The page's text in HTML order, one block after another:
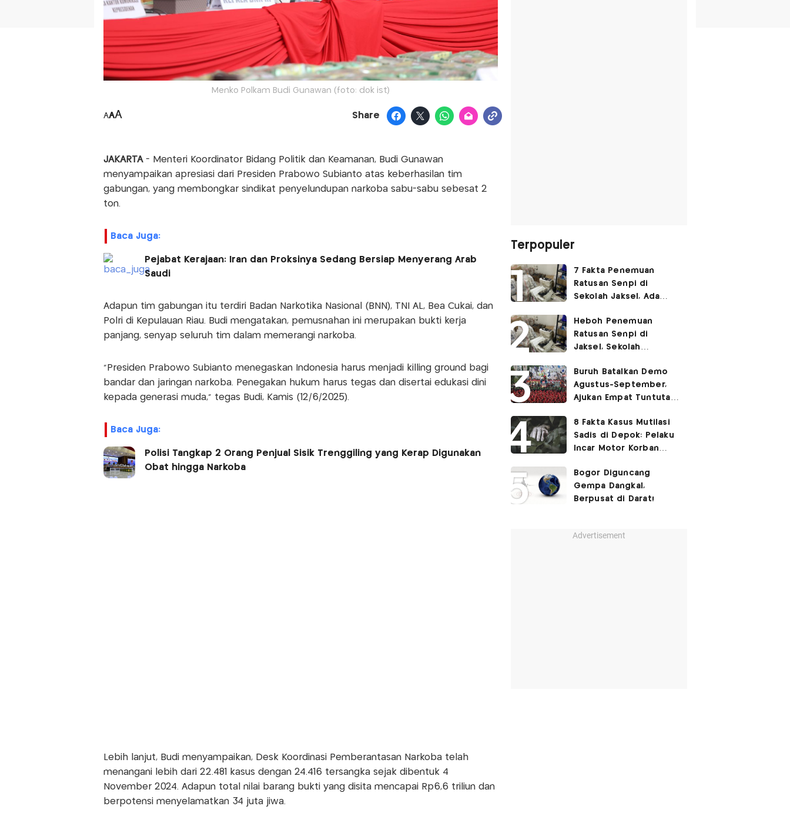
Menko Polkam Budi Gunawan (foto: dok ist)
AAA Share
JAKARTA - Menteri Koordinator Bidang Politik dan Keamanan, Budi Gunawan
menyampaikan apresiasi dari Presiden Prabowo Subianto atas keberhasilan tim
gabungan, yang membongkar sindikat penyelundupan narkoba sabu-sabu sebesat 2
ton.
Baca Juga:
Pejabat Kerajaan: Iran dan Proksinya Sedang Bersiap Menyerang Arab
Saudi
Adapun tim gabungan itu terdiri Badan Narkotika Nasional (BNN), TNI AL, Bea Cukai, dan
Polri di Kepulauan Riau. Budi mengatakan, pemusnahan ini merupakan bukti kerja
panjang, senyap seluruh tim dalam memerangi narkoba.
"Presiden Prabowo Subianto menegaskan Indonesia harus menjadi killing ground bagi
bandar dan jaringan narkoba. Penegakan hukum harus tegas dan disertai edukasi dini
kepada generasi muda," tegas Budi, Kamis (12/6/2025).
Baca Juga:
Polisi Tangkap 2 Orang Penjual Sisik Trenggiling yang Kerap Digunakan
Obat hingga Narkoba
Lebih lanjut, Budi menyampaikan, Desk Koordinasi Pemberantasan Narkoba telah
menangani lebih dari 22.481 kasus dengan 24.416 tersangka sejak dibentuk 4
November 2024. Adapun total nilai barang bukti yang disita mencapai Rp6,6 triliun dan
berpotensi menyelamatkan 34 juta jiwa.
Terpopuler
7 Fakta Penemuan
Ratusan Senpi di
Sekolah Jaksel, Ada
Ruang Bunker
Heboh Penemuan
Ratusan Senpi di
Jaksel, Sekolah
Kegiatan Eskul
Menembak
Buruh Batalkan Demo
Agustus-September,
Ajukan Empat Tuntutan
8 Fakta Kasus Mutilasi
Sadis di Depok: Pelaku
Incar Motor Korban
Bogor Diguncang
Gempa Dangkal,
Berpusat di Darat!
Advertisement